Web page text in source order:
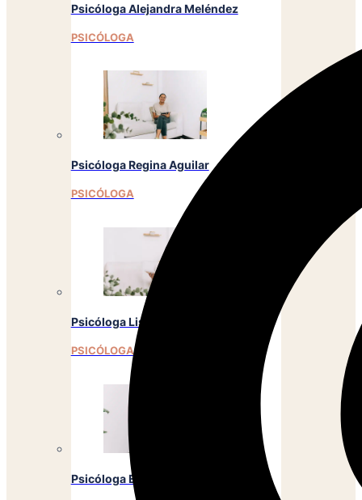
Psicóloga Alejandra Meléndez
PSICÓLOGA
Psicóloga Regina Aguilar
PSICÓLOGA
Psicóloga Lisbeth Calles
PSICÓLOGA
Psicóloga Emely Barrera